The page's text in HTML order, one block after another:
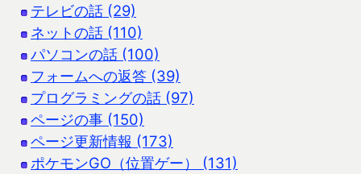
テレビの話 (29)
ネットの話 (110)
パソコンの話 (100)
フォームへの返答 (39)
プログラミングの話 (97)
ページの事 (150)
ページ更新情報 (173)
ポケモンGO（位置ゲー） (131)